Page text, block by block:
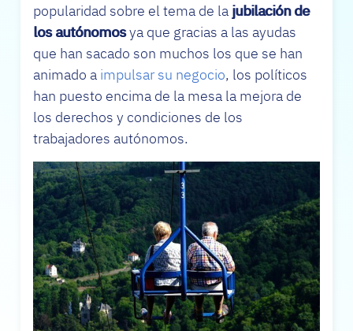
popularidad sobre el tema de la jubilación de
los autónomosya que gracias a las ayudas
que han sacado son muchos los que se han
animado a impulsar su negocio, los políticos
han puesto encima de la mesa la mejora de
los derechos y condiciones de los
trabajadores autónomos.